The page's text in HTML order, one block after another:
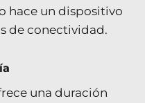
hace un dispositivo
de conectividad.
una duración